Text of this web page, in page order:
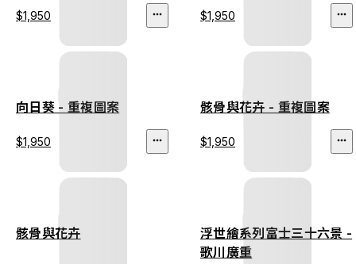
$1,950 $1,950
向日葵 - 重複圖案
$1,950
骸骨與花卉 - 重複圖案
$1,950
骸骨與花卉
浮世繪系列富士三十六景 -
歌川廣重